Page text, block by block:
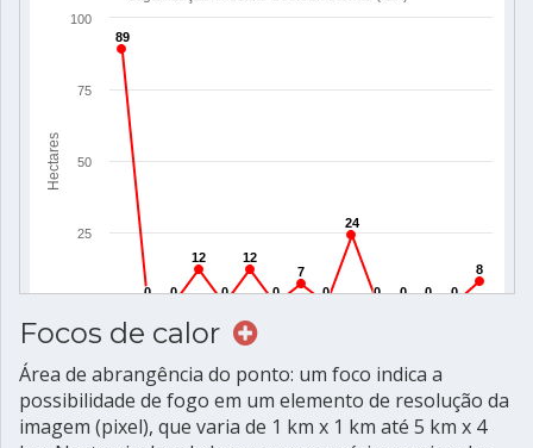
Focos de calor
Área de abrangência do ponto: um foco indica a
possibilidade de fogo em um elemento de resolução da
imagem (pixel), que varia de 1 km x 1 km até 5 km x 4